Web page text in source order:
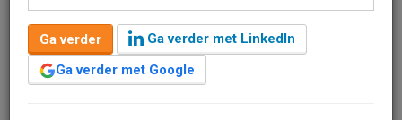
Ramon Holle
14 augustus 2017 om 10:31
1 minuut leestijd
Gistermiddag is er een zijpaneel van een balkon
Ga verder
Ga verder met LinkedIn
Ga verder met Google